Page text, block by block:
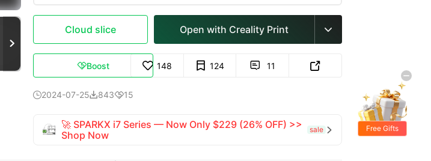

Cloud slice Open with Creality Print 
Boost 148 124  11 
2024-07-2584315
🚀 SPARKX i7 Series — Now Only $229 (26% OFF) >>
Shop Now
sale  Free Gifts